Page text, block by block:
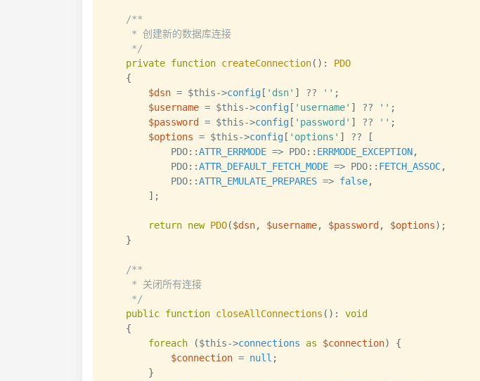
/**
     * 创建新的数据库连接
     */
private function createConnection( ) :
PDO
{
$dsn = $this->config [ 'dsn' ] ?? '' ;
$username = $this->config [ 'username' ] ?? '' ;
$password
= $this->config [ 'password' ] ?? '' ;
$options = $this->config [ 'options' ] ??
[
PDO::ATTR_ERRMODE => PDO:: ERRMODE_EXCEPTION,
PDO::ATTR_DEFAULT_FETCH_MODE => PDO:: FETCH_ASSOC,
PDO::ATTR_EMULATE_PREPARES => false,
] ;
return new PDO($dsn, $username, $password , $options) ;
}
/**
     * 关闭所有连接
     */
public function closeAllConnections ( ) :
void
{
foreach
($this->connections as $connection)
{
$connection = null ;
}